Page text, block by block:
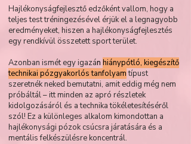
Hajlékonyságfejlesztő edzőként vallom, hogy a
teljes test tréningezésével érjük el a legnagyobb
eredményeket, hiszen a hajlékonyságfejlesztés
egy rendkívül összetett sport terület.
Azonban ismét egy igazán hiánypótló, kiegészítő
technikai pózgyakorlós tanfolyam típust
szeretnék neked bemutatni, amit eddig még nem
próbáltál – itt minden az apró részletek
kidolgozásáról és a technika tökéletesítéséről
szól! Ez a különleges alkalom kimondottan a
hajlékonysági pózok csúcsra járatására és a
mentális felkészülésre koncentrál.